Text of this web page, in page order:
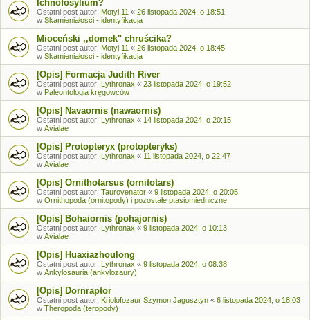
Ichnofosylium?
Ostatni post autor: Motyl.11 « 26 listopada 2024, o 18:51
w Skamieniałości - identyfikacja
Mioceński ,,domek" chruścika?
Ostatni post autor: Motyl.11 « 26 listopada 2024, o 18:45
w Skamieniałości - identyfikacja
[Opis] Formacja Judith River
Ostatni post autor: Lythronax « 23 listopada 2024, o 19:52
w Paleontologia kręgowców
[Opis] Navaornis (nawaornis)
Ostatni post autor: Lythronax « 14 listopada 2024, o 20:15
w Avialae
[Opis] Protopteryx (protopteryks)
Ostatni post autor: Lythronax « 11 listopada 2024, o 22:47
w Avialae
[Opis] Ornithotarsus (ornitotars)
Ostatni post autor: Taurovenator « 9 listopada 2024, o 20:05
w Ornithopoda (ornitopody) i pozostałe ptasiomiedniczne
[Opis] Bohaiornis (pohajornis)
Ostatni post autor: Lythronax « 9 listopada 2024, o 10:13
w Avialae
[Opis] Huaxiazhoulong
Ostatni post autor: Lythronax « 9 listopada 2024, o 08:38
w Ankylosauria (ankylozaury)
[Opis] Dornraptor
Ostatni post autor: Kriolofozaur Szymon Jagusztyn « 6 listopada 2024, o 18:03
w Theropoda (teropody)